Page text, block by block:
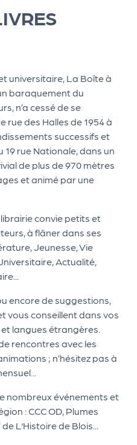
universitaire, La Boîte à
baraquement du
n’a cessé de se
rue des Halles de 1954 à
successifs et
rue Nationale, dans un
de plus de 970 mètres
et animé par une
convie petits et
à flâner dans ses
Jeunesse, Vie
Actualité,
encore de suggestions,
vous conseillent dans vos
langues étrangères.
rencontres avec les
; n’hésitez pas à
nombreux événements et
: CCC OD, Plumes
L‘Histoire de Blois...